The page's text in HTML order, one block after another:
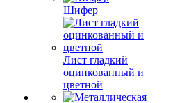
Шифер
Лист гладкий
оцинкованный и
цветной